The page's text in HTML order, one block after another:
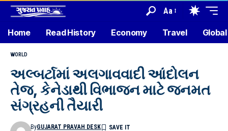
Aa
Home Read History Economy Travel
WORLD
અલ્બર્ટામાં અલગાવવાદી આંદોલન
તેજ, કેનેડાથી વિભાજન માટે જનમત
સંગ્રહની તૈયારી
ByGUJARAT PRAVAH DESK